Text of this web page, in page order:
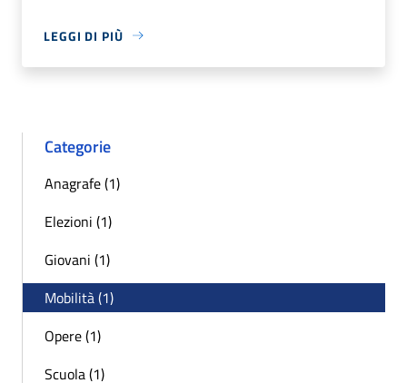
LEGGI DI PIÙ
Categorie
Anagrafe (1)
Elezioni (1)
Giovani (1)
Mobilità (1)
Opere (1)
Scuola (1)